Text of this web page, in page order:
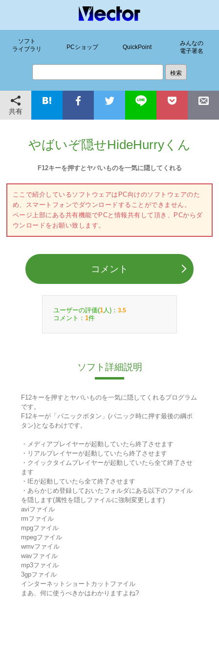
ソフト
ライブラリ
PCショップ QuickPoint
みんなの
電子署名
共有
やばいぞ隠せHideHurryくん
F12キーを押すとヤバいものを一気に隠してくれる
ここで紹介しているソフトウェアはPC向けのソフトウェアのた
め、スマートフォンでダウンロードすることができません。
ページ上部にある共有機能でPCと情報共有して頂き、PCからダ
ウンロードをお願い致します。
コメント
ユーザーの評価(1 人)： 3.5
コメント： 1件
ソフト詳細説明
F12キーを押すとヤバいものを一気に隠してくれるプログラム
です。
F12キーが「パニックボタン」(パニック時に押す最後の綱ボ
タン)となるわけです。
・メディアプレイヤーが起動していたら終了させます
・リアルプレイヤーが起動していたら終了させます
・クイックタイムプレイヤーが起動していたら全て終了させ
ます
・IEが起動していたら全て終了させます
・あらかじめ登録しておいたフォルダにある以下のファイル
を隠します(属性を隠しファイルに強制変更します)
aviファイル
rmファイル
mpgファイル
mpegファイル
wmvファイル
wavファイル
mp3ファイル
3gpファイル
インターネットショートカットファイル
まあ、何に使うべきかはわかりますよね?